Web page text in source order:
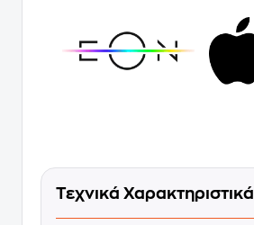
Τεχνικά Χαρακτηριστικά